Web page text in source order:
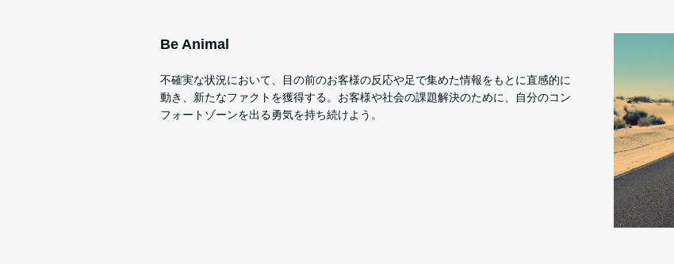
Be Animal
不確実な状況において、目の前のお客様の反応や足で集めた情報をもとに直感的に
動き、新たなファクトを獲得する。お客様や社会の課題解決のために、自分のコン
フォートゾーンを出る勇気を持ち続けよう。